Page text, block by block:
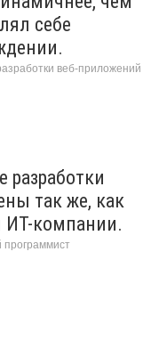
себе
веб-приложений
разработки
так же, как
ИТ-компании.
программист